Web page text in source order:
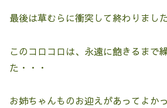
最後は草むらに衝突して終わりました
このコロコロは、永遠に飽きるまで
た・・・
お姉ちゃんものお迎えがあってよか